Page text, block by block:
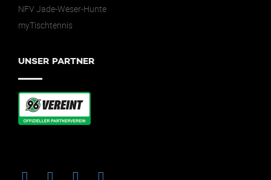
NFV Jade-Weser-Hunte
myTischtennis
UNSER PARTNER